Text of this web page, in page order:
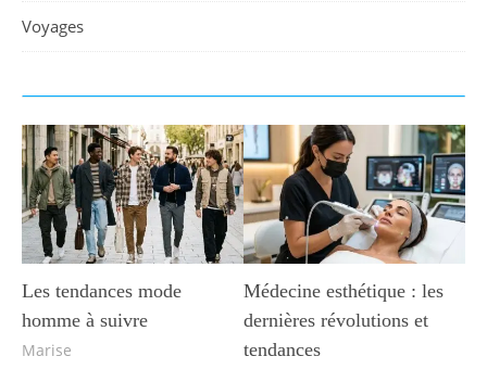
Voyages
Les tendances mode
homme à suivre
Marise
Médecine esthétique : les
dernières révolutions et
tendances